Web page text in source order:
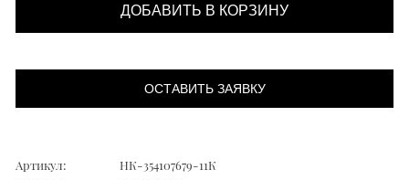
ДОБАВИТЬ В КОРЗИНУ
ОСТАВИТЬ ЗАЯВКУ
Артикул:
НК-354107679-11К